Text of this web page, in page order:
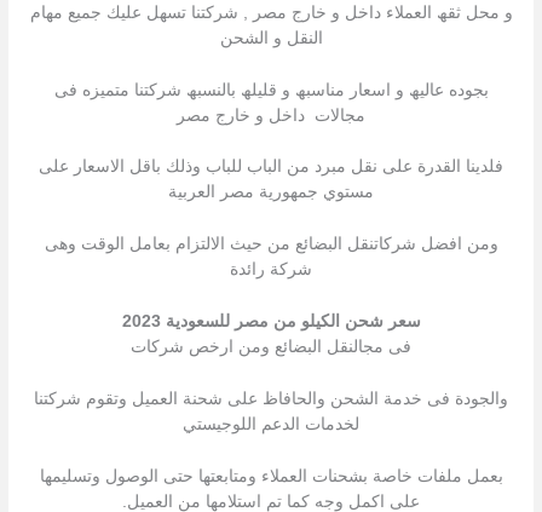
و محل ثقھ العملاء داخل و خارج مصر , شركتنا تسھل علیك جمیع مھام
النقل و الشحن
بجوده عالیھ و اسعار مناسبھ و قلیلھ بالنسبھ شركتنا متمیزه فى
مجالات داخل و خارج مصر
فلدينا القدرة على نقل مبرد من الباب للباب وذلك باقل الاسعار على
مستوي جمهورية مصر العربية
ومن افضل شركاتنقل البضائع من حيث الالتزام بعامل الوقت وهى
شركة رائدة
سعر شحن الكيلو من مصر للسعودية 2023
فى مجالنقل البضائع ومن ارخص شركات
والجودة فى خدمة الشحن والحافاظ على شحنة العميل وتقوم شركتنا
لخدمات الدعم اللوجيستي
بعمل ملفات خاصة بشحنات العملاء ومتابعتها حتى الوصول وتسليمها
على اكمل وجه كما تم استلامها من العميل.